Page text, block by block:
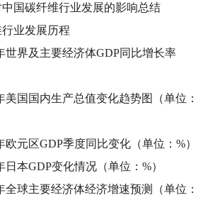
国碳纤维行业发展的影响总结
业发展历程
世界及主要经济体GDP同比增长率
美国国内生产总值变化趋势图（单位：
欧元区GDP季度同比变化（单位：%）
日本GDP变化情况（单位：%）
全球主要经济体经济增速预测（单位：